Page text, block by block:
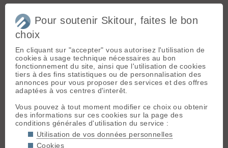
Aller à la page :
Nouveau sujet
Voir tous les sujets Chercher Archives
Toz[1415posts] - Le 22/11/2010 21:48
ben ça a quand meme tenu 1h15 😮 😄
bien vu Gilles 😉
c'est bien les Aiguilles du Diable prises depuis la Küfner. on
voit egalement les Grandes Jorasses à droite.
c'est pas exactement pris depuis l'Androsace qu'on voit ici
mais un peu plus haut, environ 150m avant la sortie sur
Pour soutenir Skitour, faites le bon
choix
En cliquant sur "accepter" vous autorisez l'utilisation de
cookies à usage technique nécessaires au bon
fonctionnement du site, ainsi que l'utilisation de cookies
tiers à des fins statistiques ou de personnalisation des
annonces pour vous proposer des services et des offres
adaptées à vos centres d'interêt.
Vous pouvez à tout moment modifier ce choix ou obtenir
des informations sur ces cookies sur la page des
conditions générales d'utilisation du service :
Utilisation de vos données personnelles
Cookies